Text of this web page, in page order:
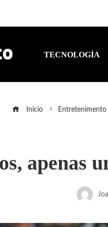
TECNOLOGÍA
Inicio Entretenimento
apenas